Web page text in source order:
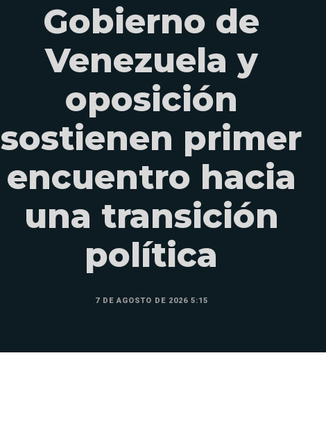
Gobierno de
Venezuela y
oposición
sostienen primer
encuentro hacia
una transición
política
7 DE AGOSTO DE 2026 5:15